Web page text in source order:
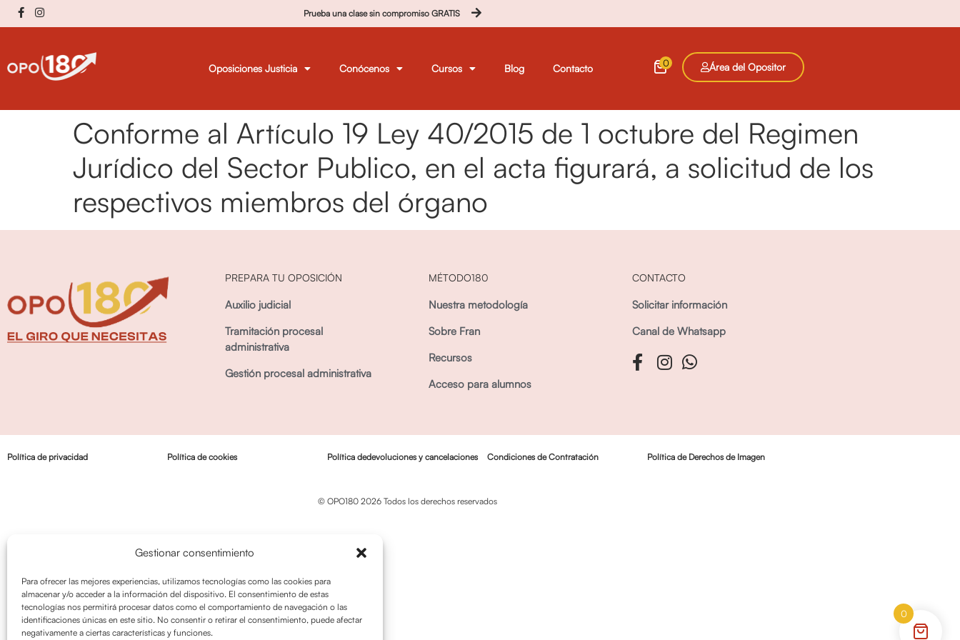
Gestionar consentimiento
Para ofrecer las mejores experiencias, utilizamos tecnologías como las cookies para
almacenar y/o acceder a la información del dispositivo. El consentimiento de estas
tecnologías nos permitirá procesar datos como el comportamiento de navegación o las
identificaciones únicas en este sitio. No consentir o retirar el consentimiento, puede afectar
negativamente a ciertas características y funciones.
Prueba una clase sin compromiso GRATIS
Oposiciones Justicia Conócenos Cursos Blog Contacto 0 Área del Opositor
Conforme al Artículo 19 Ley 40/2015 de 1 octubre del Regimen
Jurídico del Sector Publico, en el acta figurará, a solicitud de los
respectivos miembros del órgano
PREPARA TU OPOSICIÓN
Auxilio judicial
Tramitación procesal
administrativa
Gestión procesal administrativa
MÉTODO180
Nuestra metodología
Sobre Fran
Recursos
Acceso para alumnos
CONTACTO
Solicitar información
Canal de Whatsapp
Política de privacidad Política de cookies Política dedevoluciones y cancelaciones Condiciones de Contratación Política de Derechos de Imagen
© OPO180 2026 Todos los derechos reservados
0